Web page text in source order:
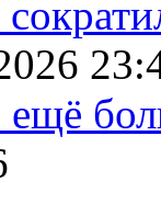
ещё